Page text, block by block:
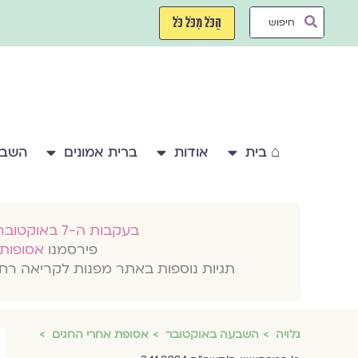
Search
הַכֹּל מִכֹּל כֹּל
⌂ בית אודות ברית אמונים
בעקבות ה-7 באוקטובר 2023
פירסמנו
תגיות נוספות באתר מפנות לקריאה
גלויה השבעה באוקטובר
אסופת אחרי החגים